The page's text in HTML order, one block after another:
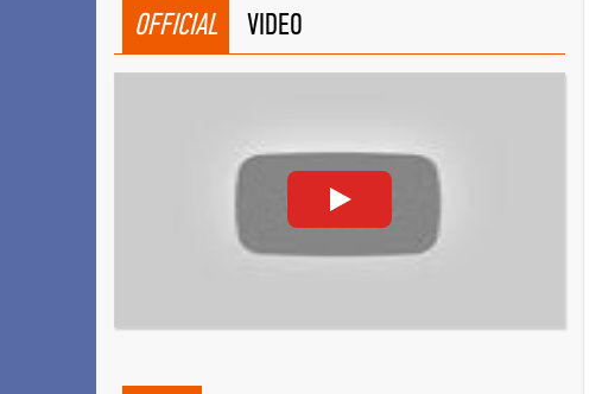
OFFICIAL VIDEO